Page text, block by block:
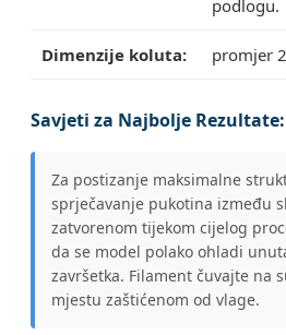
podlogu.
Dimenzije koluta: promjer
Savjeti za Najbolje Rezultate:
Za postizanje maksimalne
sprječavanje pukotina između
zatvorenom tijekom cijelog
da se model polako ohladi
završetka. Filament čuvajte na
mjestu zaštićenom od vlage.